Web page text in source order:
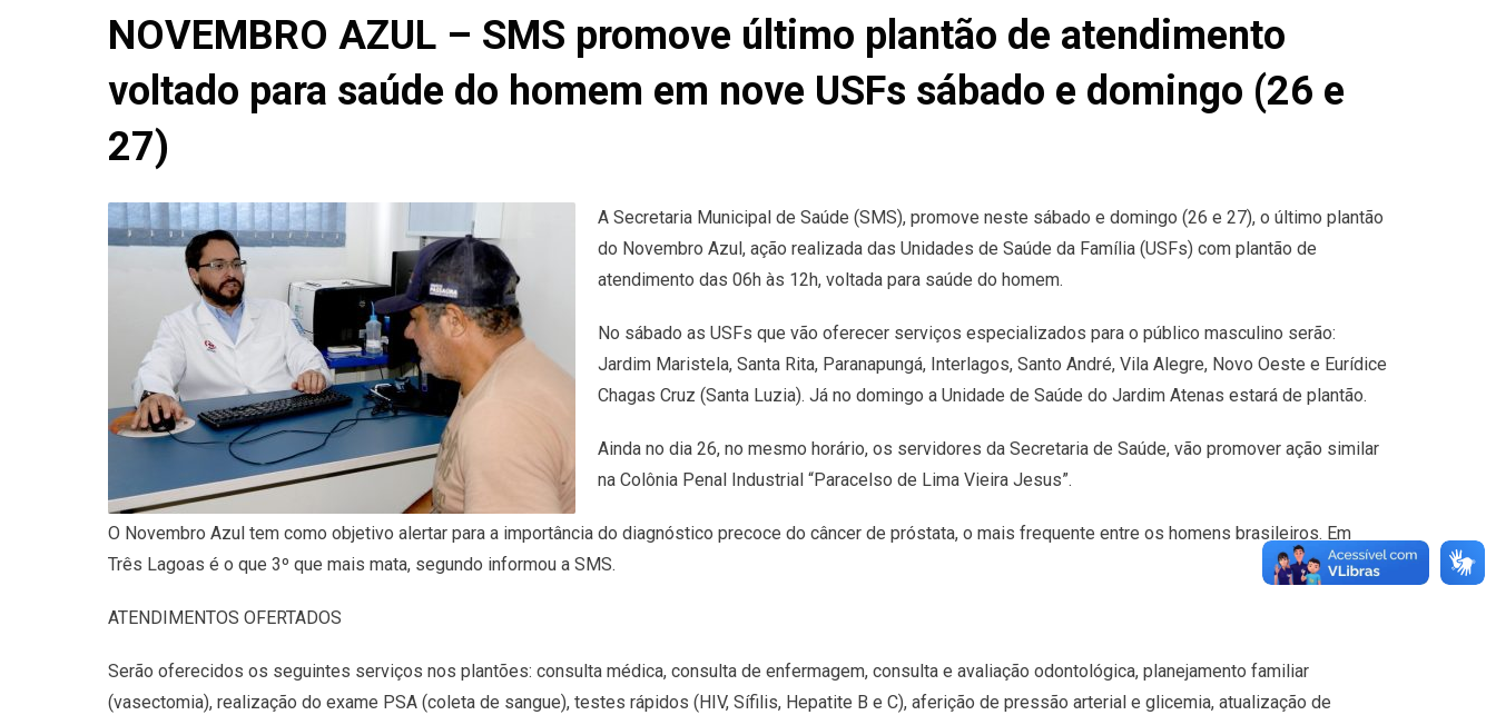
NOVEMBRO AZUL – SMS promove último plantão de atendimento
voltado para saúde do homem em nove USFs sábado e domingo (26 e
27)
A Secretaria Municipal de Saúde (SMS), promove neste sábado e domingo (26 e 27), o último plantão
do Novembro Azul, ação realizada das Unidades de Saúde da Família (USFs) com plantão de
atendimento das 06h às 12h, voltada para saúde do homem.
No sábado as USFs que vão oferecer serviços especializados para o público masculino serão:
Jardim Maristela, Santa Rita, Paranapungá, Interlagos, Santo André, Vila Alegre, Novo Oeste e Eurídice
Chagas Cruz (Santa Luzia). Já no domingo a Unidade de Saúde do Jardim Atenas estará de plantão.
Ainda no dia 26, no mesmo horário, os servidores da Secretaria de Saúde, vão promover ação similar
na Colônia Penal Industrial “Paracelso de Lima Vieira Jesus”.
O Novembro Azul tem como objetivo alertar para a importância do diagnóstico precoce do câncer de próstata, o mais frequente entre os homens brasileiros. Em
Três Lagoas é o que 3º que mais mata, segundo informou a SMS.
ATENDIMENTOS OFERTADOS
Serão oferecidos os seguintes serviços nos plantões: consulta médica, consulta de enfermagem, consulta e avaliação odontológica, planejamento familiar
(vasectomia), realização do exame PSA (coleta de sangue), testes rápidos (HIV, Sífilis, Hepatite B e C), aferição de pressão arterial e glicemia, atualização de